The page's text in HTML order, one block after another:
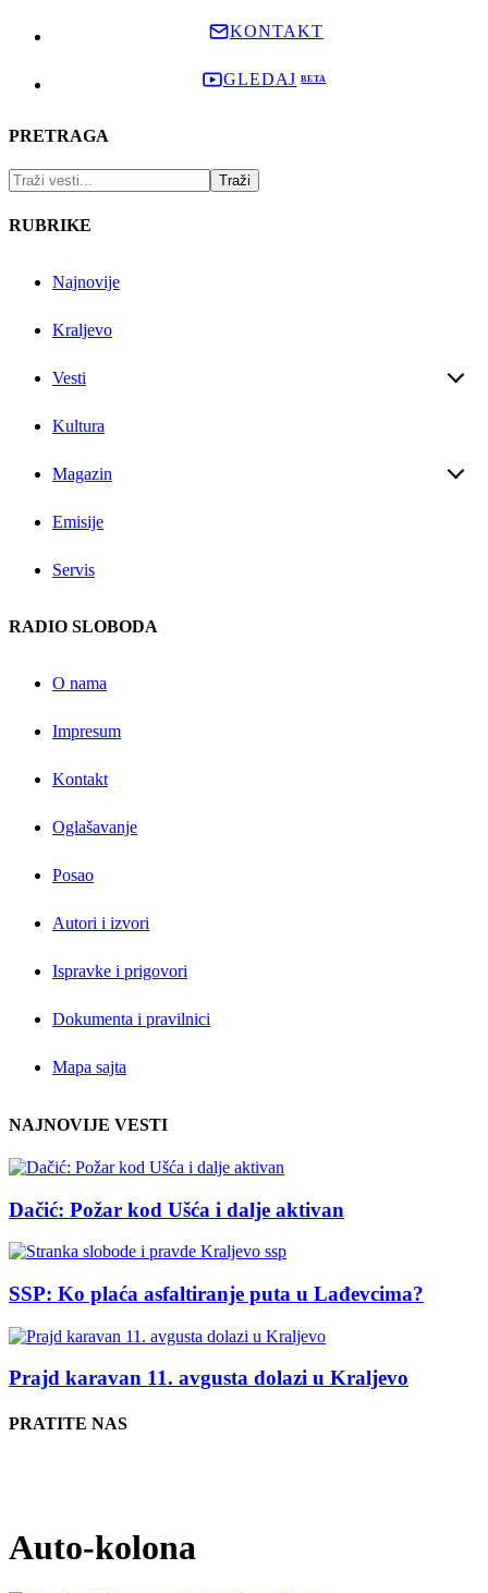
KONTAKT
GLEDAJ
PRETRAGA
RUBRIKE
Najnovije
Kraljevo
Vesti
Kultura
Magazin
Emisije
Servis
RADIO SLOBODA
O nama
Impresum
Kontakt
Oglašavanje
Posao
Autori i izvori
Ispravke i prigovori
Dokumenta i pravilnici
Mapa sajta
NAJNOVIJE VESTI
Dačić: Požar kod Ušća i dalje aktivan
SSP: Ko plaća asfaltiranje puta u Lađevcima?
Prajd karavan 11. avgusta dolazi u Kraljevo
PRATITE NAS
Auto-kolona